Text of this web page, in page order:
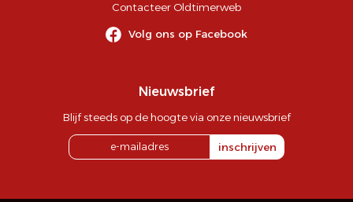
Contacteer Oldtimerweb
Volg ons op Facebook
Nieuwsbrief
Blijf steeds op de hoogte via onze nieuwsbrief
inschrijven